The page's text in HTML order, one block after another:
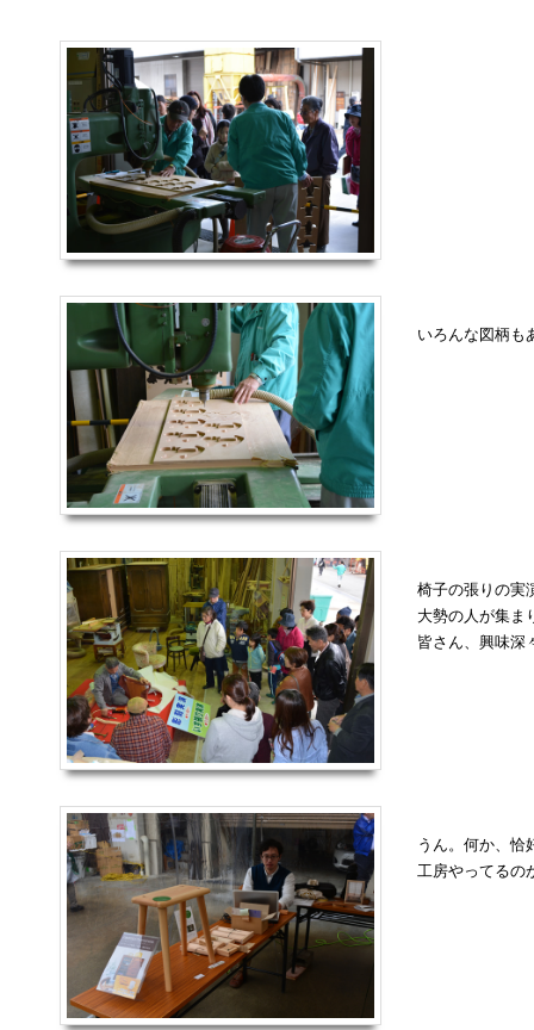
いろんな図柄も
椅子の張りの実
大勢の人が集ま
皆さん、興味深
うん。何か、恰
工房やってるの